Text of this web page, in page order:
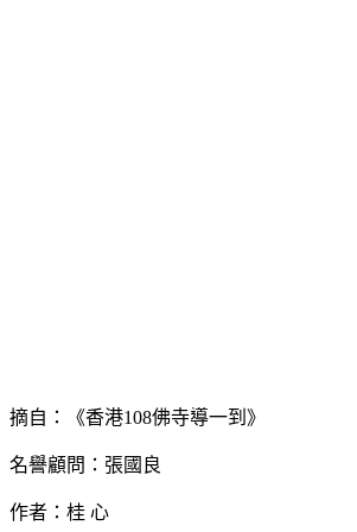
摘自：《香港108佛寺導一到》
名譽顧問：張國良
作者：桂 心